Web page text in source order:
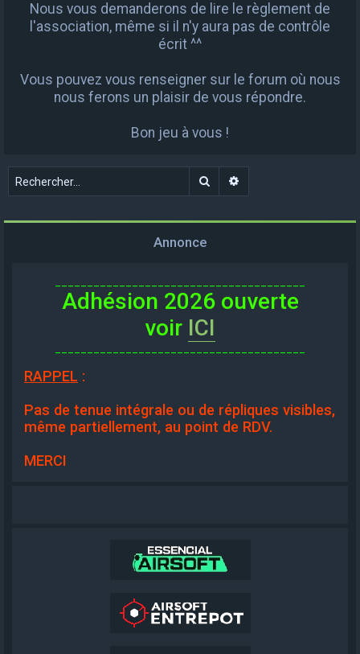
Nous vous demanderons de lire le règlement de
l'association, même si il n'y aura pas de contrôle
écrit ^^
Vous pouvez vous renseigner sur le forum où nous
nous ferons un plaisir de vous répondre.
Bon jeu à vous !
Rechercher
Annonce
Adhésion 2026 ouverte
voir ICI
RAPPEL :
Pas de tenue intégrale ou de répliques visibles,
même partiellement, au point de RDV.
MERCI